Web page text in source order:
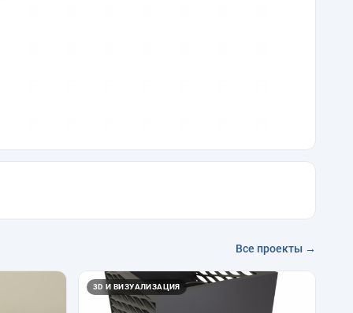
Все проекты →
3D И ВИЗУАЛИЗАЦИЯ